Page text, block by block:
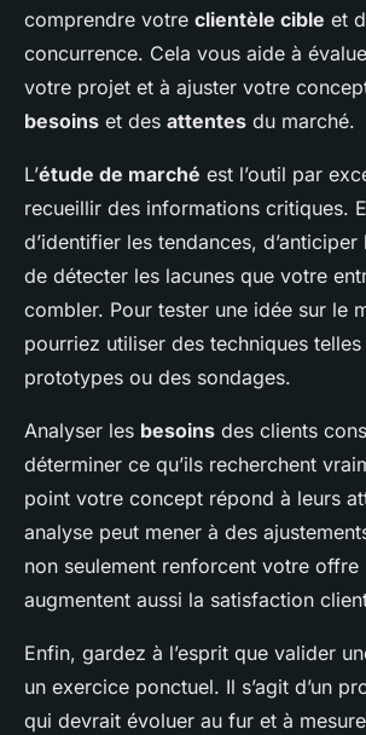
comprendre votre clientèle cible et
concurrence. Cela vous aide à
votre projet et à ajuster votre
besoins et des attentes du marché.
L’étude de marché est l’outil par
recueillir des informations critiques.
d’identifier les tendances,
de détecter les lacunes que votre
combler. Pour tester une idée sur le
pourriez utiliser des techniques
prototypes ou des sondages.
Analyser les besoins des clients
déterminer ce qu’ils recherchent
point votre concept répond à leurs
analyse peut mener à des
non seulement renforcent votre offre
augmentent aussi la satisfaction
Enfin, gardez à l’esprit que valider
un exercice ponctuel. Il s’agit d’un
qui devrait évoluer au fur et à